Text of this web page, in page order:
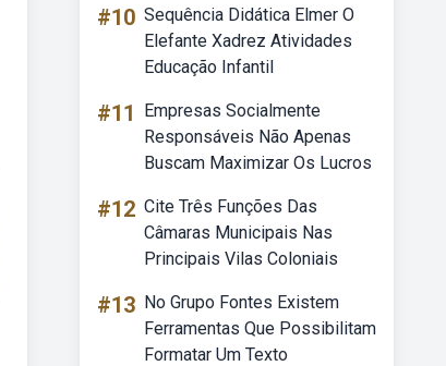
#10 Sequência Didática Elmer O
Elefante Xadrez Atividades
Educação Infantil
#11
Empresas Socialmente
Responsáveis Não Apenas
Buscam Maximizar Os Lucros
#12 Cite Três Funções Das
Câmaras Municipais Nas
Principais Vilas Coloniais
#13 No Grupo Fontes Existem
Ferramentas Que Possibilitam
Formatar Um Texto